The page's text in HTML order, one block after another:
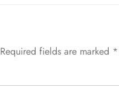
Required fields are marked *